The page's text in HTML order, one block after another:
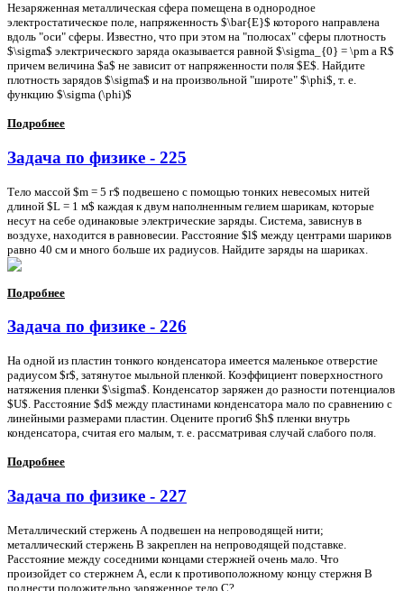
Незаряженная металлическая сфера помещена в однородное
электростатическое поле, напряженность $\bar{E}$ которого направлена
вдоль "оси" сферы. Известно, что при этом на "полюсах" сферы плотность
$\sigma$ электрического заряда оказывается равной $\sigma_{0} = \pm a R$
причем величина $a$ не зависит от напряженности поля $E$. Найдите
плотность зарядов $\sigma$ и на произвольной "широте" $\phi$, т. е.
функцию $\sigma (\phi)$
Подробнее
Задача по физике - 225
Тело массой $m = 5 г$ подвешено с помощью тонких невесомых нитей
длиной $L = 1 м$ каждая к двум наполненным гелием шарикам, которые
несут на себе одинаковые электрические заряды. Система, зависнув в
воздухе, находится в равновесии. Расстояние $l$ между центрами шариков
равно 40 см и много больше их радиусов. Найдите заряды на шариках.
Подробнее
Задача по физике - 226
На одной из пластин тонкого конденсатора имеется маленькое отверстие
радиусом $r$, затянутое мыльной пленкой. Коэффициент поверхностного
натяжения пленки $\sigma$. Конденсатор заряжен до разности потенциалов
$U$. Расстояние $d$ между пластинами конденсатора мало по сравнению с
линейными размерами пластин. Оцените проги6 $h$ пленки внутрь
конденсатора, считая его малым, т. е. рассматривая случай слабого поля.
Подробнее
Задача по физике - 227
Металлический стержень А подвешен на непроводящей нити;
металлический стержень В закреплен на непроводящей подставке.
Расстояние между соседними концами стержней очень мало. Что
произойдет со стержнем А, если к противоположному концу стержня В
поднести положительно заряженное тело С?